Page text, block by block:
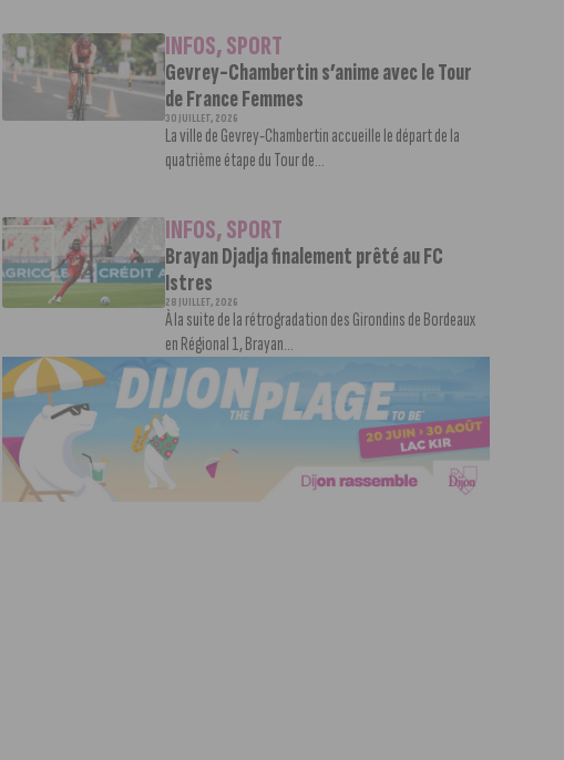
INFOS,SPORT
Gevrey-Chambertin s’anime avec le Tour
de France Femmes
30 JUILLET, 2026
La ville de Gevrey-Chambertin accueille le départ de la
quatrième étape du Tour de...
INFOS,SPORT
Brayan Djadja finalement prêté au FC
Istres
28 JUILLET, 2026
À la suite de la rétrogradation des Girondins de Bordeaux
en Régional 1, Brayan...